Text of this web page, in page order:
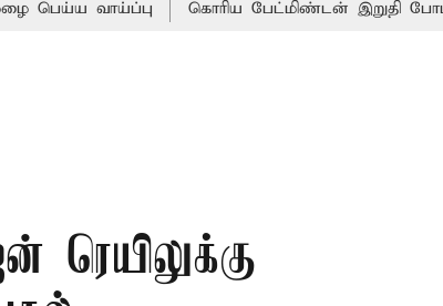
வாய்ப்பு கொரிய பேட்மிண்டன் இறுதி போட்டி;
ரெயிலுக்கு